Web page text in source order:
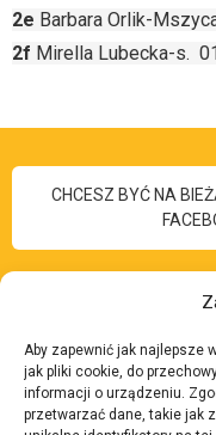
Aby zapewnić jak najlepsze
jak pliki cookie, do
informacji o urządzeniu.
przetwarzać dane, takie jak
2e Barbara Orlik-
2f Mirella Lubecka-s.
CHCESZ BYĆ NA
I Liceum